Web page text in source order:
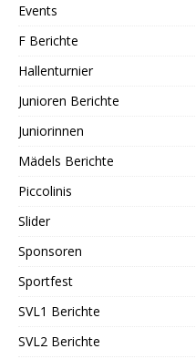
Events
F Berichte
Hallenturnier
Junioren Berichte
Juniorinnen
Mädels Berichte
Piccolinis
Slider
Sponsoren
Sportfest
SVL1 Berichte
SVL2 Berichte